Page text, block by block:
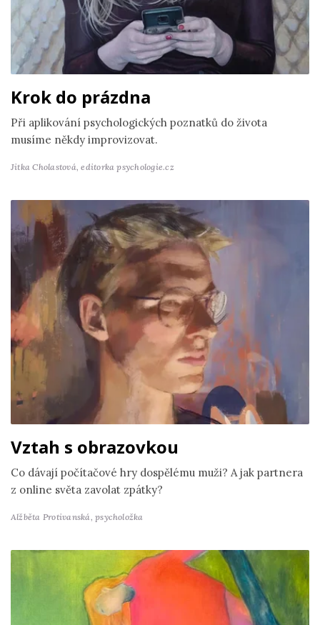
Krok do prázdna
Při aplikování psychologických poznatků do života
musíme někdy improvizovat.
Jitka Cholastová,editorka psychologie.cz
Vztah s obrazovkou
Co dávají počítačové hry dospělému muži? A jak partnera
z online světa zavolat zpátky?
Alžběta Protivanská,psycholožka